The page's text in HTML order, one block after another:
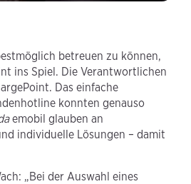
betreuen zu können,
ins Spiel. Die Verantwortlichen
Das einfache
konnten genauso
emobil glauben an
individuelle Lösungen – damit
„Bei der Auswahl eines